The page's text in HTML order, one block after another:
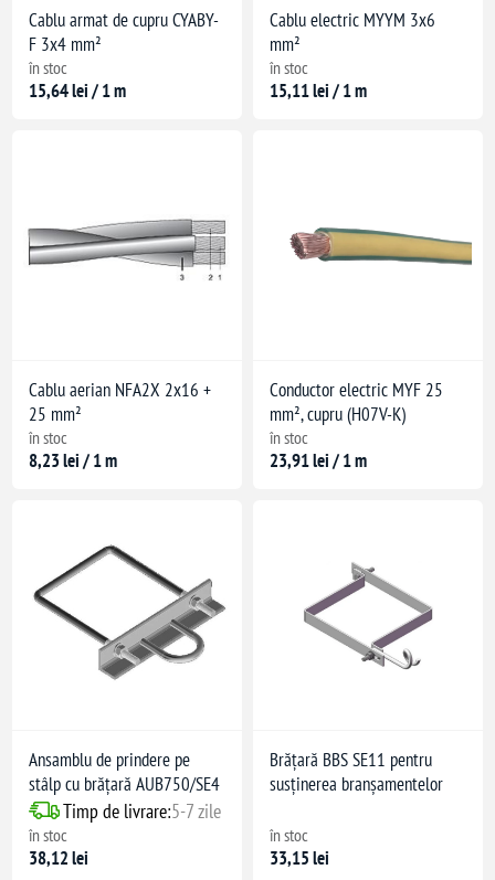
Cablu armat de cupru CYABY-
F 3x4 mm²
în stoc
15,64 lei / 1 m
Cablu electric MYYM 3x6
mm²
în stoc
15,11 lei / 1 m
Cablu aerian NFA2X 2x16 +
25 mm²
în stoc
8,23 lei / 1 m
Conductor electric MYF 25
mm², cupru (H07V-K)
în stoc
23,91 lei / 1 m
Ansamblu de prindere pe
stâlp cu brățară AUB750/SE4
Timp de livrare:5-7 zile
în stoc
38,12 lei
Brățară BBS SE11 pentru
susținerea branșamentelor
în stoc
33,15 lei